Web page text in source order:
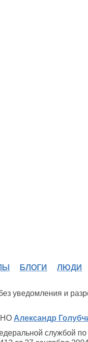
БЛОГИ ЛЮДИ
уведомления и
Александр
службой